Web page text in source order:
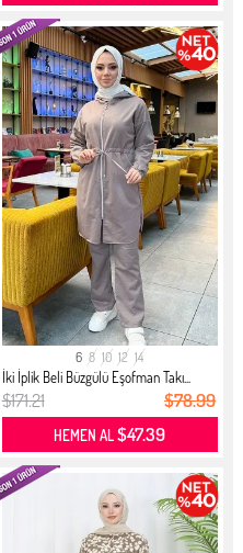
6 8 10 12 14
İki İplik Beli Büzgülü Eşofman Takı...
$171.21 $78.99
HEMEN AL$47.39